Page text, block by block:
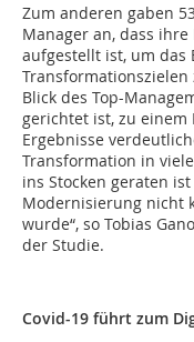
Zum anderen gaben
Manager an, dass
aufgestellt ist, um das
Blick des Top-
gerichtet ist, zu einem
Ergebnisse
Transformation in
ins Stocken geraten
Modernisierung nicht
wurde“, so Tobias
der Studie.
Covid-19 führt zum